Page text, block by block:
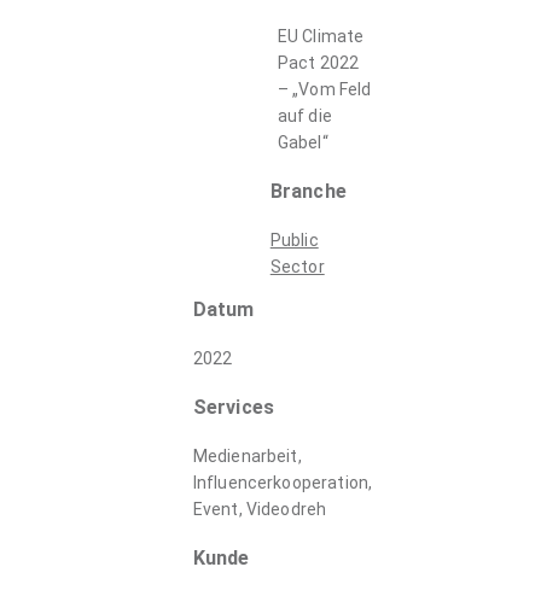
EU Climate
Pact 2022
– „Vom Feld
auf die
Gabel“
Branche
Public
Sector
Datum
2022
Services
Medienarbeit,
Influencerkooperation,
Event, Videodreh
Kunde